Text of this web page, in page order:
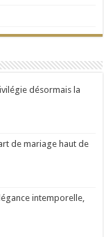
désormais la
de mariage haut de
intemporelle,